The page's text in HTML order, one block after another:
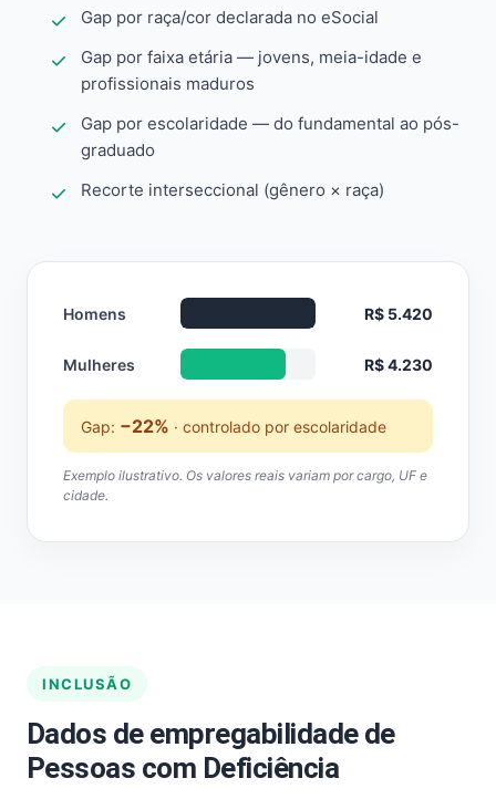
Gap por raça/cor declarada no eSocial
Gap por faixa etária — jovens, meia-idade e
profissionais maduros
Gap por escolaridade — do fundamental ao pós-
graduado
Recorte interseccional (gênero × raça)
Homens R$ 5.420
Mulheres R$ 4.230
Gap: −22% · controlado por escolaridade
Exemplo ilustrativo. Os valores reais variam por cargo, UF e
cidade.
INCLUSÃO
Dados de empregabilidade de
Pessoas com Deficiência